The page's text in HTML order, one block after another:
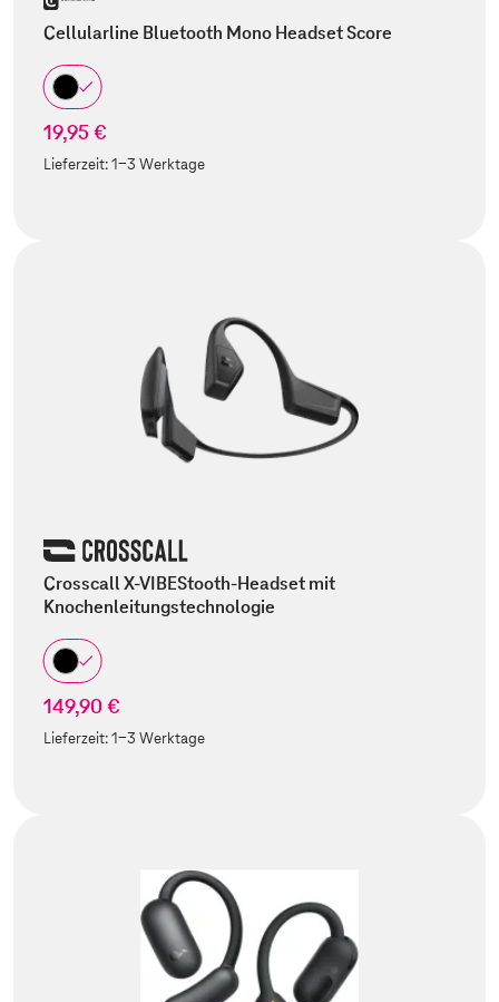
Cellularline Bluetooth Mono Headset Score
19,95 €
Lieferzeit:1-3 Werktage
Crosscall X-VIBEStooth-Headset mit
Knochenleitungstechnologie
149,90 €
Lieferzeit:1-3 Werktage